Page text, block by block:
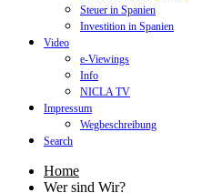
Steuer in Spanien
Investition in Spanien
Video
e-Viewings
Info
NICLA TV
Impressum
Wegbeschreibung
Search
Home
Wer sind Wir?